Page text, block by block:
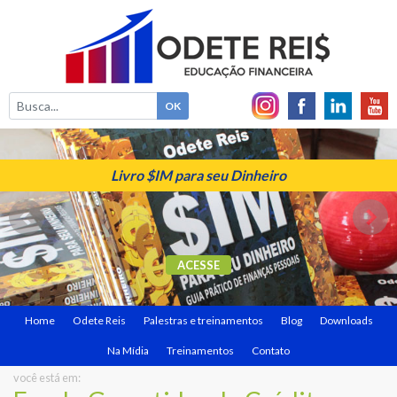
Livro $IM para seu Dinheiro
ACESSE
Home Odete Reis Palestras e treinamentos Blog Downloads
Na Mídia Treinamentos Contato
você está em: